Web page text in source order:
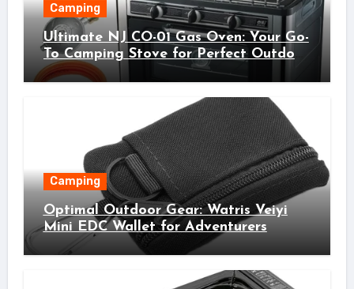
Camping
Ultimate NJ CO-01 Gas Oven: Your Go-
To Camping Stove for Perfect Outdoor
Cooking!
Camping
Optimal Outdoor Gear: Watris Veiyi
Mini EDC Wallet for Adventurers